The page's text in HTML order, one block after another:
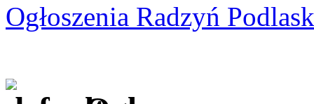
Ogłoszenia Radzyń